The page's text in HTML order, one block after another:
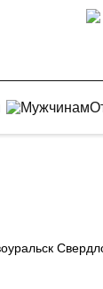
Мужчинам